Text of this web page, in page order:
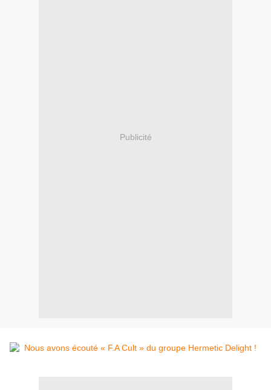
Publicité